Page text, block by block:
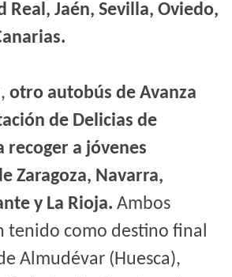
Real, Jaén, Sevilla, Oviedo,
otro autobús de Avanza
de Delicias de
recoger a jóvenes
Zaragoza, Navarra,
y La Rioja. Ambos
tenido como destino final
Almudévar (Huesca),